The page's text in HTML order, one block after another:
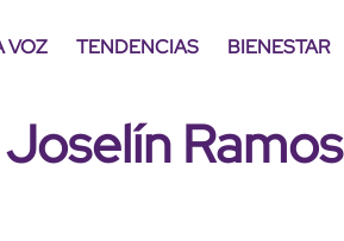
VOZ TENDENCIAS BIENESTAR
Ramos